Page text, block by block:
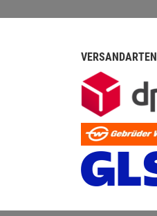
VERSANDARTEN